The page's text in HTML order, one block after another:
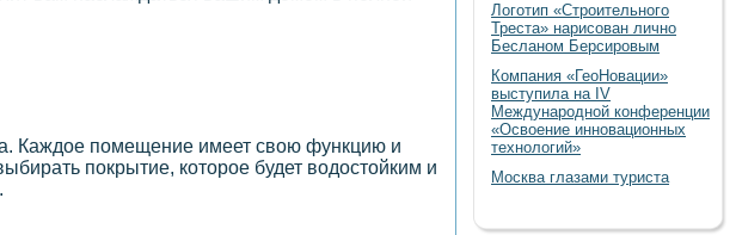
Каждое помещение имеет свою функцию и
покрытие, которое будет водостойким и
Логотип «Строительного
Треста» нарисован лично
Бесланом Берсировым
Компания «ГеоНовации»
выступила на IV
Международной конференции
«Освоение инновационных
технологий»
Москва глазами туриста